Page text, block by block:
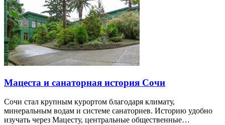
Мацеста и санаторная история Сочи
Сочи стал крупным курортом благодаря климату,
минеральным водам и системе санаториев. Историю удобно
изучать через Мацесту, центральные общественные…